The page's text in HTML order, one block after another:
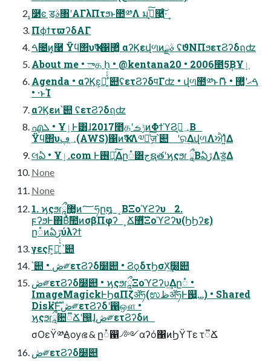
͓࿳ͼ ॾࣄ৘ʹΑΓλΠτϧͱ಺༰Λ มߋ͓ͯ͠࿩͍ͨ͠·͢
ΠϕϯτϖʔδΑΓ
ࠓ೔ͷ͓࿩ Ϋϥ΢υҠߦ΁޲͚ͨ αʔϏεվળͷࣄྫ ʢϑΝΠϧετϨʔδฤʣ
About me • ాத ݈հ • @kentana20 • 2006೥5݄͔ΒҰٳ
Agenda • αʔϏε๊͕͍͑ͯͨ՝୊ʢετϨʔδपΓʣ • վળ಺༰ͱޮՌ • ࠓޙʹ޲͚ͯ
• ·ͱΊ
αʔϏεͷ՝୊ ʢετϨʔδฤʣ
എܠ • ҰٳͰ͸ɺ2017೥தʹݱࡏͷΦϯϓϨ؀ڥ͔Β
Ϋϥ΢υ؀ڥ(AWS)΁ͷҠߦΛ༧ఆ֤ٕͯ͠ज़՝୊ ʹର͢ΔվળΛਐΊ͍ͯΔ
લఏ • Ұٳ.com Ͱ࢖༻͍ͯ͠Δը૾͸جຊతʹϗςϧɾ ཱྀ͔ؗΒఏڙΛड͚͍ͯΔ
None
None
1. ϗςϧɾཱྀؗ޲͚ͷ؅ཧը໘ ͔ΒΞοϓϩʔυ 2.
ϝʔϧͰ΋Βͬͯࣾ಺ͷσβΠφʔ ͕Ճ޻ͯ͠Ξοϓϩʔυ(ϦϦʔε)
ը૾ͷఏڙύλʔϯ
γεςϜ๊͕͍͑ͯͨ ՝୊
՝୊ • ڞ༗ετϨʔδ໰୊ • ϨϙδτϦσΧ͗͢໰୊
ڞ༗ετϨʔδ໰୊ • ϗςϧɾཱྀ͕ؗΞοϓϩʔυ͢Δը૾ •
ImageMagickͰϦαΠζॲཧ(ಉظॲཧͰ஗͍…) • Shared
DiskํࣜͰڞ༗ετϨʔδʹ഑ஔ •
ϗςϧɾཱྀؗ਺૿Ճʹ൐͍ɺڞ༗ετϨʔδͷ
σΟεΫ༰ྔΛѹഭ & ը૾഑৴༻αʔό΁ͷϦΫΤε τ૿Ճ
ڞ༗ετϨʔδ໰୊